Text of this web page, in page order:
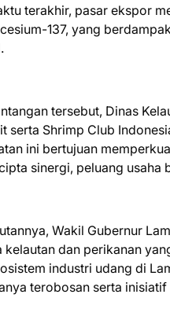
terakhir, pasar ekspor
137, yang
tersebut, Dinas
serta Shrimp Club
ini bertujuan
sinergi, peluang usaha
Wakil Gubernur
kelautan dan perikanan
industri udang di
terobosan serta inisiatif